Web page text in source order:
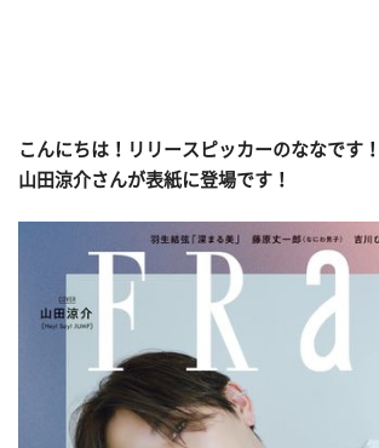
こんにちは！リリースピッカーのななです
山田涼介さんが表紙に登場です ！